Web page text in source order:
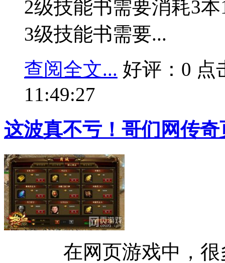
2级技能书需要消耗3
3级技能书需要...
查阅全文... 好评：0 点
11:49:27
这波真不亏！哥们网传
在网页游戏中，很